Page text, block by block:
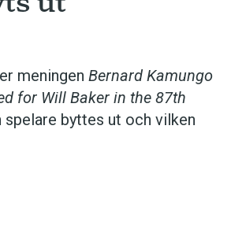
meningen Bernard Kamungo
for Will Baker in the 87th
spelare byttes ut och vilken